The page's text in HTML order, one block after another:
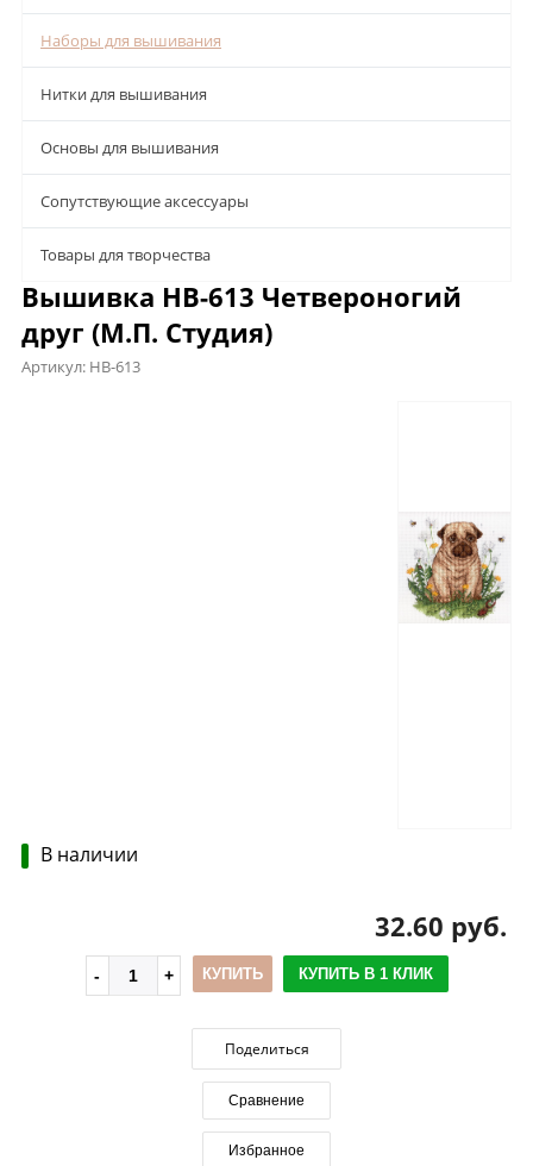
Наборы для вышивания
Нитки для вышивания
Основы для вышивания
Сопутствующие аксессуары
Товары для творчества
Вышивка НВ-613 Четвероногий
друг (М.П. Студия)
Артикул: НВ-613
В наличии
32.60 руб.
КУПИТЬ КУПИТЬ В 1 КЛИК
Поделиться
Сравнение
Избранное